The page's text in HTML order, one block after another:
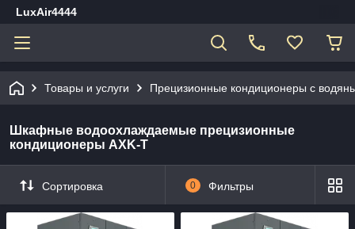
LuxAir4444
Товары и услуги Прецизионные кондиционеры с
Шкафные водоохлаждаемые прецизионные
кондиционеры AXK-T
Сортировка 0 Фильтры